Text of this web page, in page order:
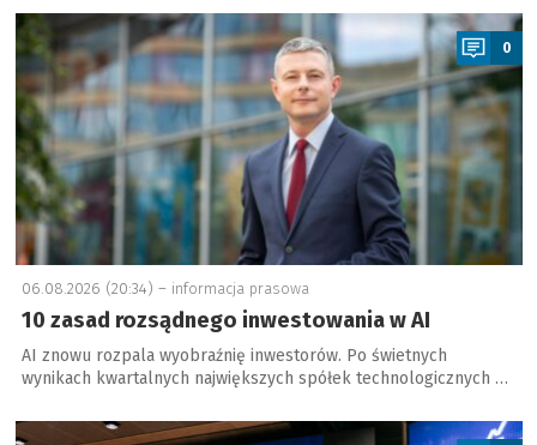
a
0
06.08.2026 (20:34) – informacja prasowa
10 zasad rozsądnego inwestowania w AI
AI znowu rozpala wyobraźnię inwestorów. Po świetnych
wynikach kwartalnych największych spółek technologicznych …
a